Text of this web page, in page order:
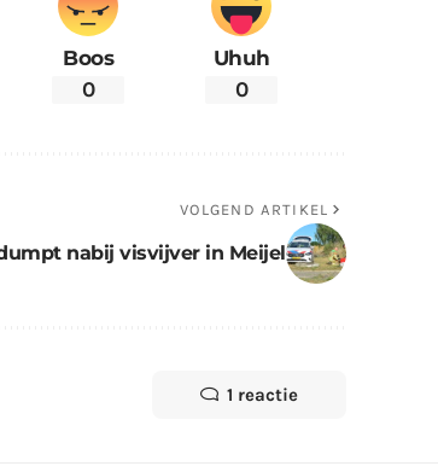
Boos
0
Uhuh
0
VOLGEND ARTIKEL
nabij visvijver in Meijel
1 reactie